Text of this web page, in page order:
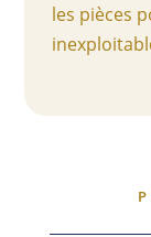
les pièces